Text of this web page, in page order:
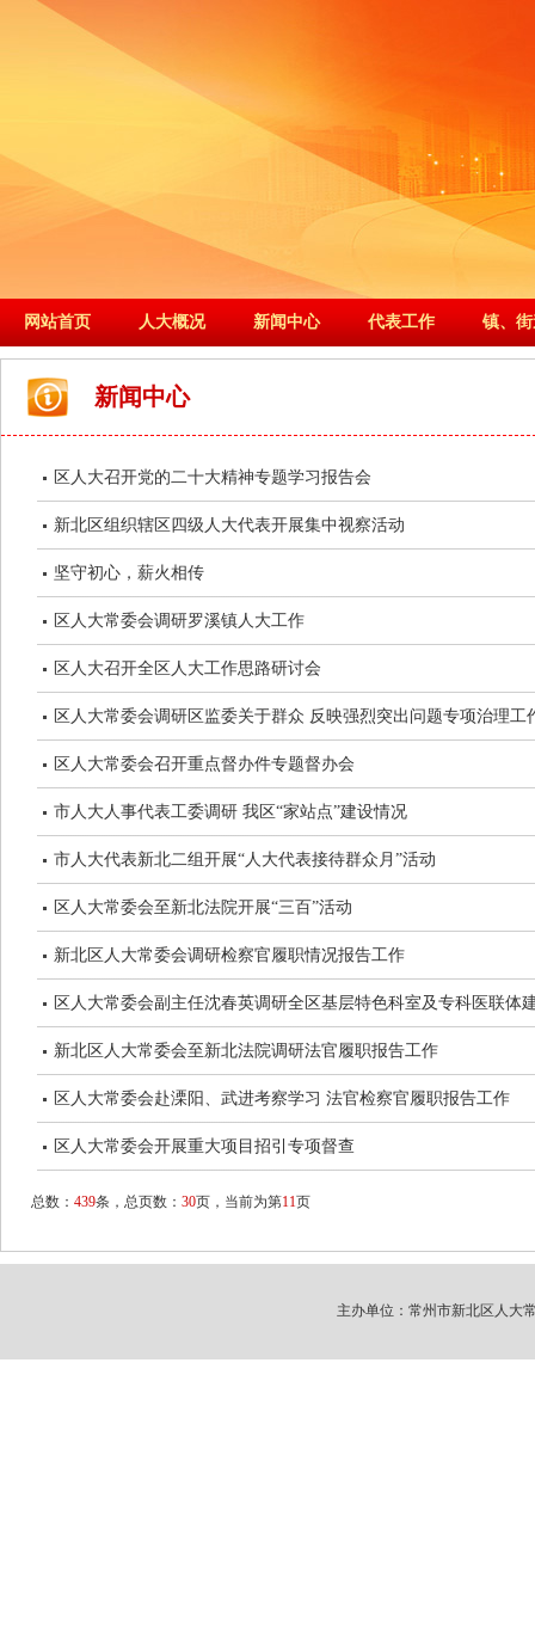
网站首页 人大概况 新闻中心 代表工作 镇、
新闻中心
区人大召开党的二十大精神专题学习报告会
新北区组织辖区四级人大代表开展集中视察活动
坚守初心，薪火相传
区人大常委会调研罗溪镇人大工作
区人大召开全区人大工作思路研讨会
区人大常委会调研区监委关于群众 反映强烈突出问题专项治理工
区人大常委会召开重点督办件专题督办会
市人大人事代表工委调研 我区“家站点”建设情况
市人大代表新北二组开展“人大代表接待群众月”活动
区人大常委会至新北法院开展“三百”活动
新北区人大常委会调研检察官履职情况报告工作
区人大常委会副主任沈春英调研全区基层特色科室及专科医联体
新北区人大常委会至新北法院调研法官履职报告工作
区人大常委会赴溧阳、武进考察学习 法官检察官履职报告工作
区人大常委会开展重大项目招引专项督查
总数： 439条，总页数： 30页，当前为第11页
主办单位：常州市新北区人大